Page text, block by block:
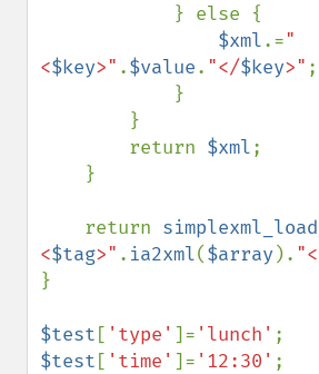
$xml.="
<$key>" .$value. "</$key>" ;
        return
$xml;
    return
<$tag>" . ia2xml($array ).
}
$test [ 'type' ]= 'lunch'
$test [ 'time' ]= '12:30'